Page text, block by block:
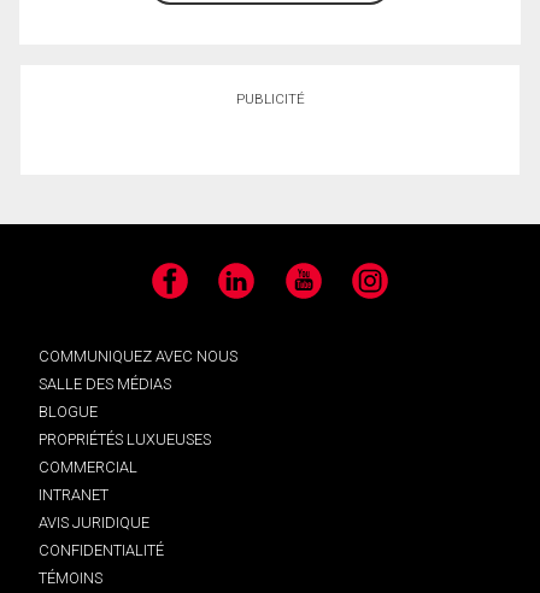
PUBLICITÉ
Facebook LinkedIn YouTube Instagram
COMMUNIQUEZ AVEC NOUS
SALLE DES MÉDIAS
BLOGUE
PROPRIÉTÉS LUXUEUSES
COMMERCIAL
INTRANET
AVIS JURIDIQUE
CONFIDENTIALITÉ
TÉMOINS